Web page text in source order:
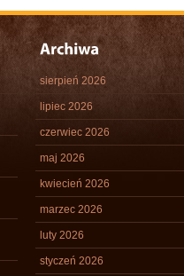
sierpień 2026
lipiec 2026
czerwiec 2026
maj 2026
kwiecień 2026
marzec 2026
luty 2026
styczeń 2026